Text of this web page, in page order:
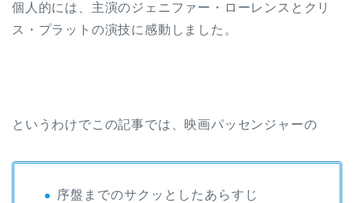
個人的には、主演のジェニファー・ローレンスとクリ
ス・プラットの演技に感動しました。
というわけでこの記事では、映画パッセンジャーの
序盤までのサクッとしたあらすじ